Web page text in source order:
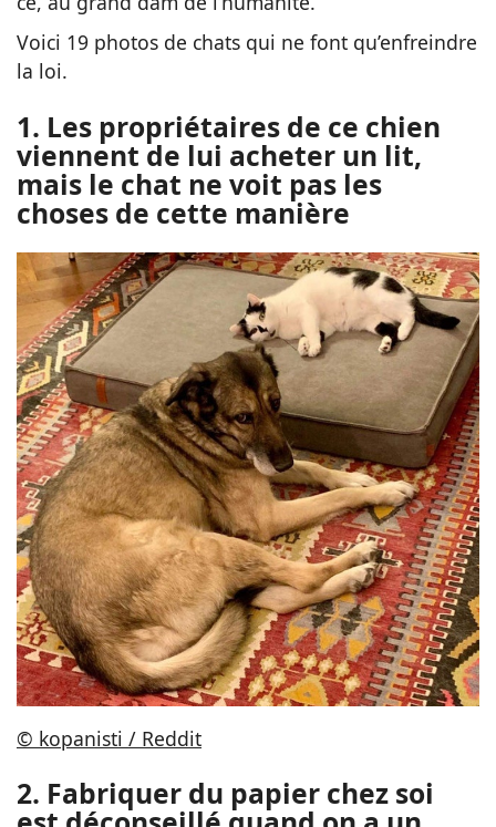
Voici 19 photos de chats qui ne font qu’enfreindre
la loi.
1. Les propriétaires de ce chien
viennent de lui acheter un lit,
mais le chat ne voit pas les
choses de cette manière
© kopanisti / Reddit
2. Fabriquer du papier chez soi